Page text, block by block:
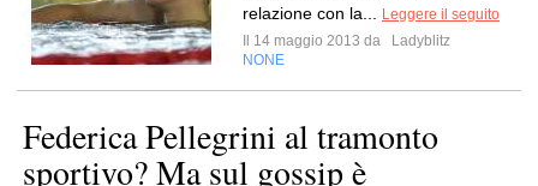
relazione con la...
Leggere il seguito
Il 14 maggio 2013 da
Ladyblitz
NONE
Federica Pellegrini al tramonto
sportivo? Ma sul gossip è